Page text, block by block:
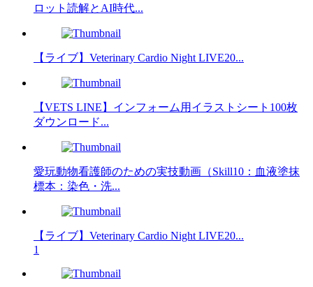
ロット読解とAI時代...
【ライブ】Veterinary Cardio Night LIVE20...
【VETS LINE】インフォーム用イラストシート100枚
ダウンロード...
愛玩動物看護師のための実技動画（Skill10：血液塗抹
標本：染色・洗...
【ライブ】Veterinary Cardio Night LIVE20...
1